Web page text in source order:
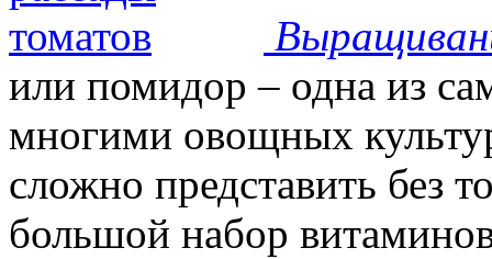
или помидор – одна из
многими овощных
сложно представить без
большой набор